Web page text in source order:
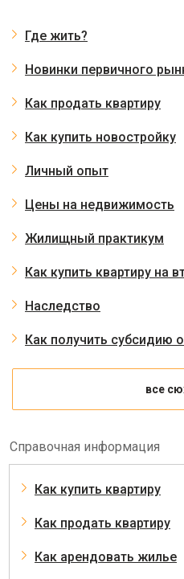
Где жить?
Новинки первичного
Как продать квартиру
Как купить новостройку
Личный опыт
Цены на недвижимость
Жилищный практикум
Как купить квартиру на
Наследство
Как получить субсидию
все
Справочная информация
Как купить квартиру
Как продать квартиру
Как арендовать жилье